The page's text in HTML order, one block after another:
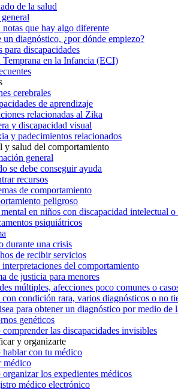
de la salud
notas que hay algo diferente
diagnóstico, ¿por dónde empiezo?
para discapacidades
en la Infancia (ECI)
cerebrales
de aprendizaje
relacionadas al Zika
y discapacidad visual
y padecimientos relacionados
y salud del comportamiento
general
se debe conseguir ayuda
recursos
de comportamiento
peligroso
en niños con discapacidad intelectual
psiquiátricos
durante una crisis
de recibir servicios
interpretaciones del comportamiento
de justicia para menores
múltiples, afecciones poco comunes o
condición rara, varios diagnósticos o no
para obtener un diagnóstico por medio de
genéticos
las discapacidades invisibles
y organizarte
hablar con tu médico
médico
los expedientes médicos
médico electrónico